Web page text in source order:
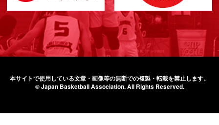
本サイトで使用している文章・画像等の無断での複製・転載を禁止します。
© Japan Basketball Association.All Rights Reserved.